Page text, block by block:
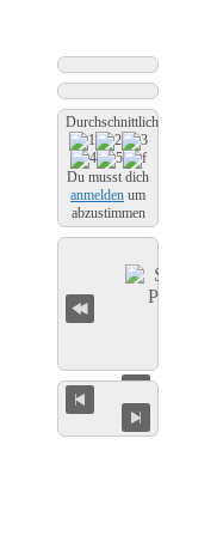
Durchschnittliche Bewertung
Du musst dich
anmelden um
abzustimmen